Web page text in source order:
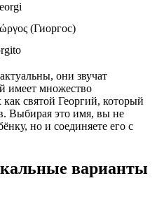
(Гиоргос)
они звучат
имеет множество
святой Георгий, который
Выбирая это имя, вы не
но и соединяете его с
варианты